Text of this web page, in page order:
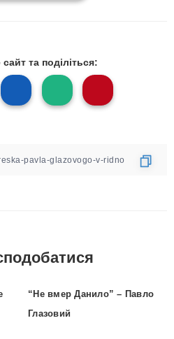
та поділіться:
“Не вмер Данило” – Павло
Глазовий